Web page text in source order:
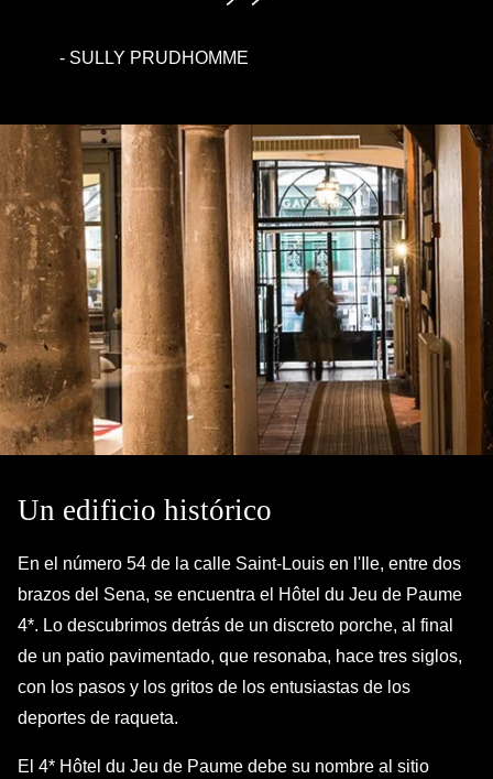
- SULLY PRUDHOMME
Un edificio histórico
En el número 54 de la calle Saint-Louis en l'Ile, entre dos
brazos del Sena, se encuentra el Hôtel du Jeu de Paume
4*. Lo descubrimos detrás de un discreto porche, al final
de un patio pavimentado, que resonaba, hace tres siglos,
con los pasos y los gritos de los entusiastas de los
deportes de raqueta.
El 4* Hôtel du Jeu de Paume debe su nombre al sitio